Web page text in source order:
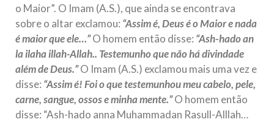
o Maior”. O Imam (A.S.), que ainda se encontrava
sobre o altar exclamou: “Assim é, Deus é o Maior e nada
é maior que ele…”O homem então disse: “Ash-hado an
la ilaha illah-Allah.. Testemunho que não há divindade
além de Deus.”O Imam (A.S.) exclamou mais uma vez e
disse: “Assim é! Foi o que testemunhou meu cabelo, pele,
carne, sangue, ossos e minha mente.”O homem então
disse: “Ash-hado anna Muhammadan Rasull-Alllah…